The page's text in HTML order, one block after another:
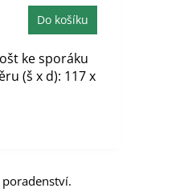
Do košíku
ke sporáku
(š x d): 117 x